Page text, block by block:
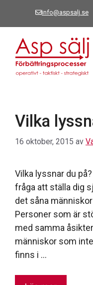
info@aspsalj.se
Vilka
16 oktober, 2015 av
Vilka lyssnar du
fråga att ställa dig
det såna
Personer som är
med samma
människor som
finns i …